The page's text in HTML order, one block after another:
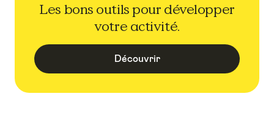
Les bons outils pour développer
votre activité.
Découvrir